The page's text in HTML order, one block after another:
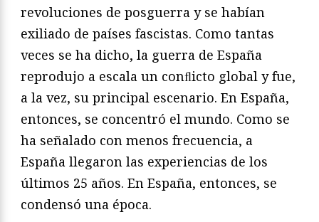
revoluciones de posguerra y se habían
exiliado de países fascistas. Como tantas
veces se ha dicho, la guerra de España
reprodujo a escala un conﬂicto global y fue,
a la vez, su principal escenario. En España,
entonces, se concentró el mundo. Como se
ha señalado con menos frecuencia, a
España llegaron las experiencias de los
últimos 25 años. En España, entonces, se
condensó una época.